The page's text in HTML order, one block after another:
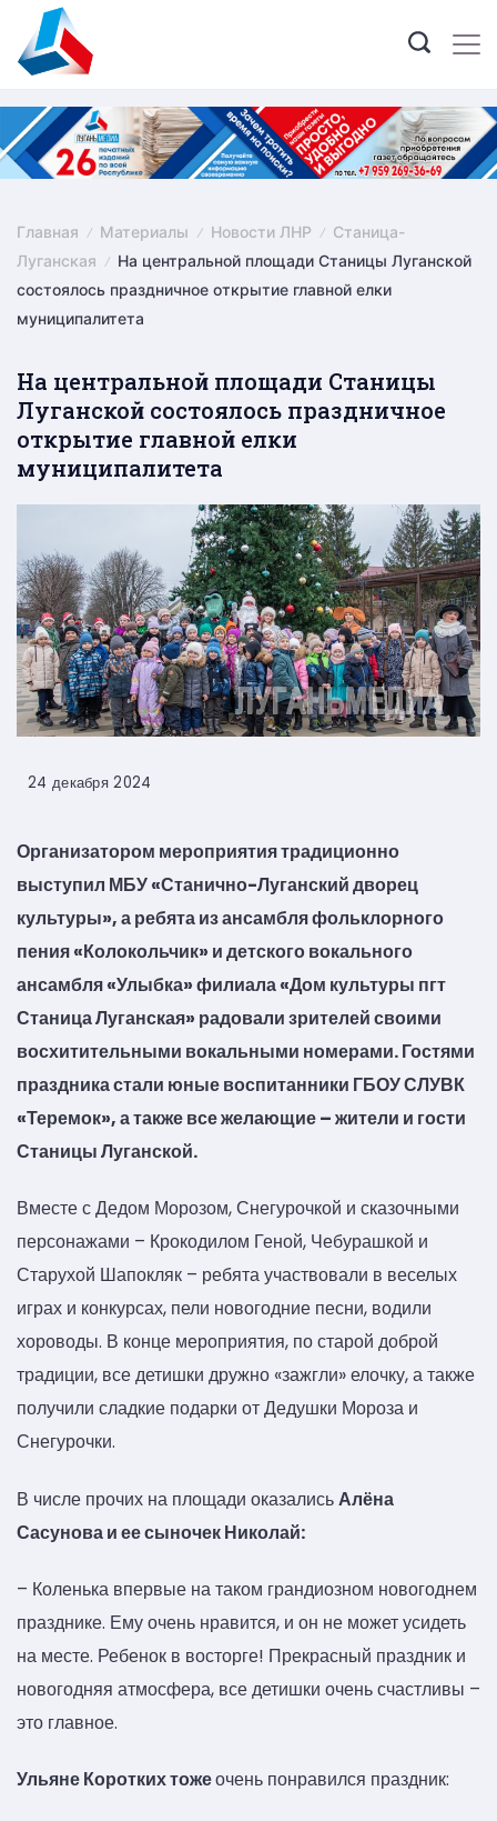
content
Главная Материалы Новости ЛНР
Станица-
Луганская
На центральной площади Станицы Луганской
состоялось праздничное открытие главной елки
муниципалитета
На центральной площади Станицы
Луганской состоялось праздничное
открытие главной елки
муниципалитета
24 декабря 2024
Организатором мероприятия традиционно
выступил МБУ «Станично-Луганский дворец
культуры», а ребята из ансамбля фольклорного
пения «Колокольчик» и детского вокального
ансамбля «Улыбка» филиала «Дом культуры пгт
Станица Луганская» радовали зрителей своими
восхитительными вокальными номерами. Гостями
праздника стали юные воспитанники ГБОУ СЛУВК
«Теремок», а также все желающие – жители и гости
Станицы Луганской.
Вместе с Дедом Морозом, Снегурочкой и сказочными
персонажами – Крокодилом Геной, Чебурашкой и
Старухой Шапокляк – ребята участвовали в веселых
играх и конкурсах, пели новогодние песни, водили
хороводы. В конце мероприятия, по старой доброй
традиции, все детишки дружно «зажгли» елочку, а также
получили сладкие подарки от Дедушки Мороза и
Снегурочки.
В числе прочих на площади оказалисьАлёна
Сасунова и ее сыночек Николай:
– Коленька впервые на таком грандиозном новогоднем
празднике. Ему очень нравится, и он не может усидеть
на месте. Ребенок в восторге! Прекрасный праздник и
новогодняя атмосфера, все детишки очень счастливы –
это главное.
Ульяне Коротких тожеочень понравился праздник: